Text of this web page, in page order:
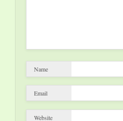
Name
Email
Website